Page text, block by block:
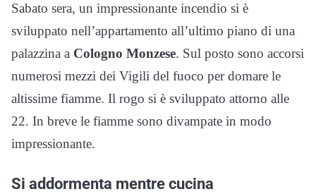
Sabato sera, un impressionante incendio si è
sviluppato nell’appartamento all’ultimo piano di una
palazzina a Cologno Monzese. Sul posto sono accorsi
numerosi mezzi dei Vigili del fuoco per domare le
altissime fiamme. Il rogo si è sviluppato attorno alle
22. In breve le fiamme sono divampate in modo
impressionante.
Si addormenta mentre cucina